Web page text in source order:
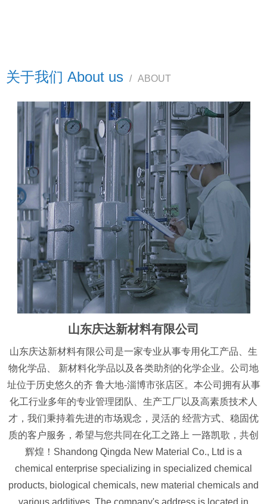
关于我们 About us / ABOUT
山东庆达新材料有限公司
山东庆达新材料有限公司是一家专业从事专用化工产品、生
物化学品、 新材料化学品以及各类助剂的化学企业。公司地
址位于历史悠久的齐 鲁大地-淄博市张店区。本公司拥有从事
化工行业多年的专业管理团队、生产工厂以及高素质技术人
才，我们秉持着先进的市场观念，灵活的 经营方式、稳固优
质的客户服务，希望与您共同在化工之路上 一路凯歌，共创
辉煌！Shandong Qingda New Material Co., Ltd is a
chemical enterprise specializing in specialized chemical
products, biological chemicals, new material chemicals and